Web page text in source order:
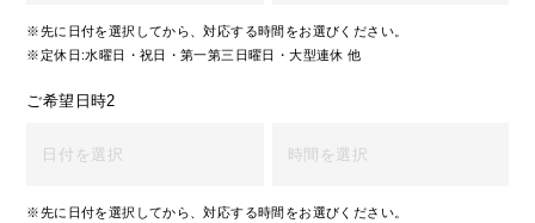
※先に日付を選択してから、対応する時間をお選びください。
※定休日:水曜日・祝日・第一第三日曜日・大型連休 他
ご希望日時2
※先に日付を選択してから、対応する時間をお選びください。